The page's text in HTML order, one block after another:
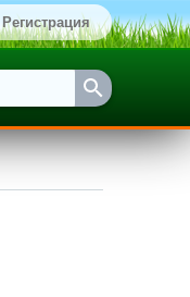
Регистрация